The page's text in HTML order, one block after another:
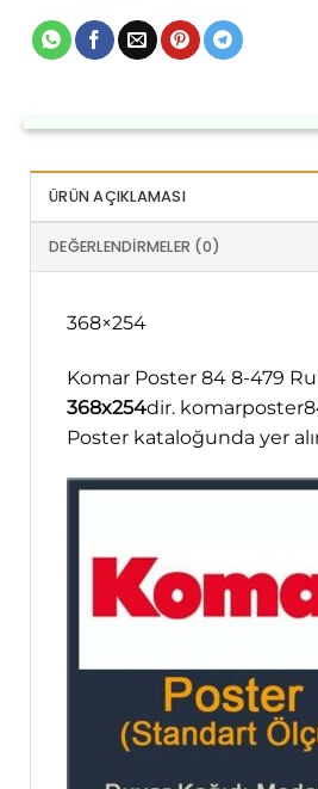
ÜRÜN AÇIKLAMASI
DEĞERLENDIRMELER (0)
368×254
Komar Poster 84 8-479
368x254dir.
Poster kataloğunda yer